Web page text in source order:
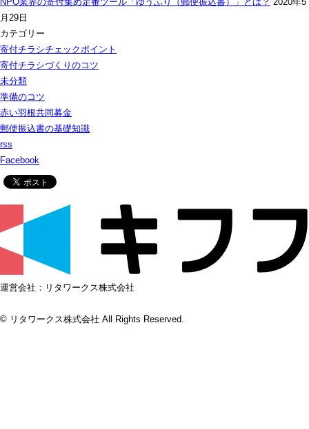
月29日
カテゴリー
寄付チラシチェックポイント
寄付チラシづくりのコツ
未分類
準備のコツ
赤い羽根共同募金
郵便振込書の基礎知識
rss
Facebook
運営会社：リタワークス株式会社
© リタワークス株式会社 All Rights Reserved.